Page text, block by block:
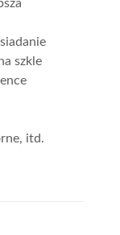
szkle
itd.